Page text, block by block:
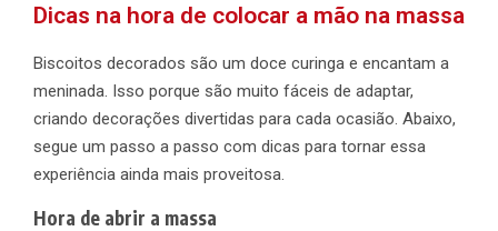
Dicas na hora de colocar a mão na massa
Biscoitos decorados são um doce curinga e encantam a
meninada. Isso porque são muito fáceis de adaptar,
criando decorações divertidas para cada ocasião. Abaixo,
segue um passo a passo com dicas para tornar essa
experiência ainda mais proveitosa.
Hora de abrir a massa